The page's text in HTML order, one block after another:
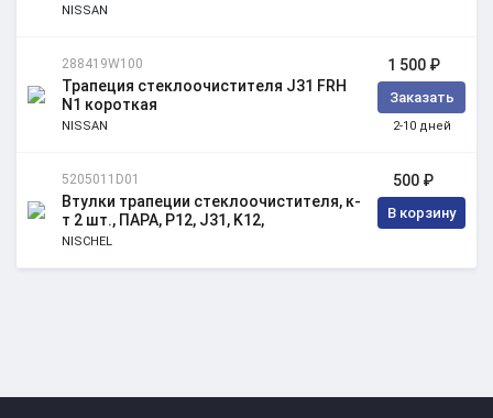
NISSAN
288419W100
Трапеция стеклоочистителя J31 FRH
N1 короткая
NISSAN
1 500 ₽
Заказать
2-10 дней
5205011D01
Втулки трапеции стеклоочистителя, к-
т 2 шт., ПАРА, P12, J31, K12,
NISCHEL
500 ₽
В корзину